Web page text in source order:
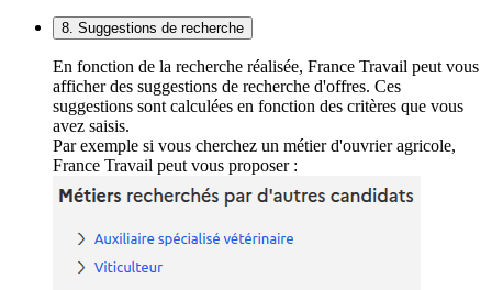
8. Suggestions de recherche
En fonction de la recherche réalisée, France Travail peut vous
afficher des suggestions de recherche d'offres. Ces
suggestions sont calculées en fonction des critères que vous
avez saisis.
Par exemple si vous cherchez un métier d'ouvrier agricole,
France Travail peut vous proposer :